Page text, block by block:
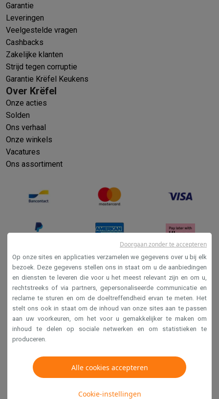
Garantie
Leveringen
Veelgestelde vragen
Cashbacks
Zakelijke klanten
Strijd tegen corruptie
Garantie Krëfel Keukens
Over Krëfel
Onze acties
Solden
Ons verhaal
Onze winkels
Vacatures
Ons assortiment
Verkoopsvoorwaarden
Privacy
Disclaimer
Cookies
1851 Humbeek, België
BTW BE 0400.673.544
Op onze sites en applicaties verzamelen we gegevens over u bij elk
bezoek. Deze gegevens stellen ons in staat om u de aanbiedingen
en diensten te leveren die voor u het meest relevant zijn en om u,
rechtstreeks of via partners, gepersonaliseerde communicatie en
reclame te sturen en om de doeltreffendheid ervan te meten. Het
stelt ons ook in staat om de inhoud van onze sites aan te passen
aan uw voorkeuren, om het voor u gemakkelijker te maken om
inhoud te delen op sociale netwerken en om statistieken te
produceren.
Alle cookies accepteren
Cookie-instellingen
Doorgaan zonder te accepteren